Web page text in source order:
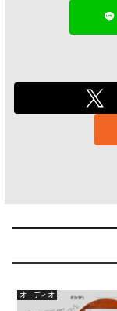
オーディオ